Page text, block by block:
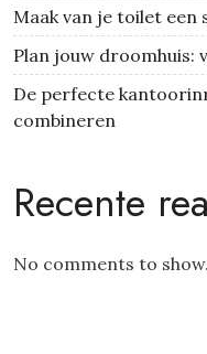
Maak van je toilet
Plan jouw droomhuis:
De perfecte
combineren
Recente
No comments to show.